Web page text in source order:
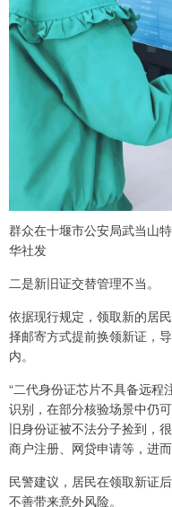
群众在十堰市公安局武当山
华社发
二是新旧证交替管理不当。
依据现行规定，领取新的居
择邮寄方式提前换领新证，
内。
“二代身份证芯片不具备远程
识别，在部分核验场景中仍
旧身份证被不法分子捡到，
商户注册、网贷申请等，进
民警建议，居民在领取新证
不善带来意外风险。